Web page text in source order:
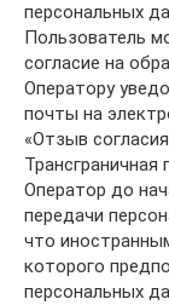
персональных
Пользователь
согласие на
Оператору
почты на
«Отзыв
Оператор до
передачи
что
которого
персональных